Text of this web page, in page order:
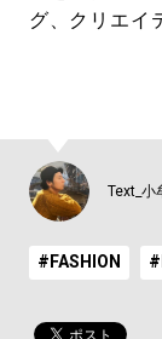
グ、クリエイ
Text_小
#FASHION